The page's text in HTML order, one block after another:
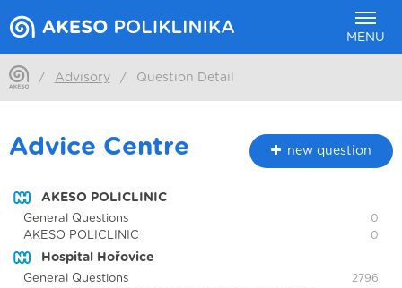
MENU
/ Advisory / Question Detail
Advice Centre new question
AKESO POLICLINIC
General Questions 0
AKESO POLICLINIC 0
Hospital Hořovice
General Questions 2796